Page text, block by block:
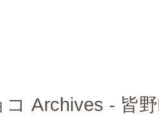
コ Archives - 皆